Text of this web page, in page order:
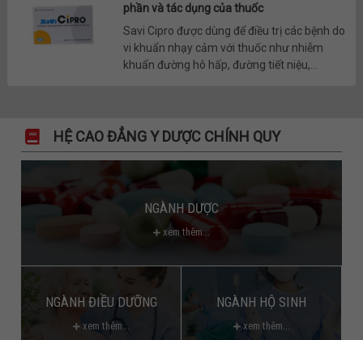
phần và tác dụng của thuốc
Savi Cipro được dùng để điều trị các bệnh do
vi khuẩn nhạy cảm với thuốc như nhiễm
khuẩn đường hô hấp, đường tiết niệu,...
HỆ CAO ĐẲNG Y DƯỢC CHÍNH QUY
NGÀNH DƯỢC
xem thêm...
NGÀNH ĐIỀU DƯỠNG
xem thêm...
NGÀNH HỘ SINH
xem thêm...